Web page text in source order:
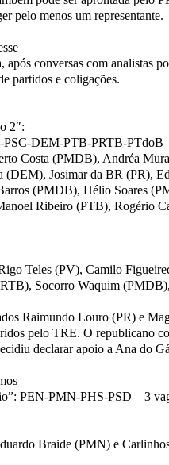
pelo menos um representante.
após conversas com analistas
partidos e coligações.
2″:
DEM-PTB-PRTB-PTdoB
Costa (PMDB), Andréa
(DEM), Josimar da BR (PR),
(PMDB), Hélio Soares
Ribeiro (PTB), Rogério
Teles (PV), Camilo
Socorro Waquim
Raimundo Louro (PR) e
pelo TRE. O republicano
declarar apoio a Ana do
PEN-PMN-PHS-PSD – 3
Braide (PMN) e